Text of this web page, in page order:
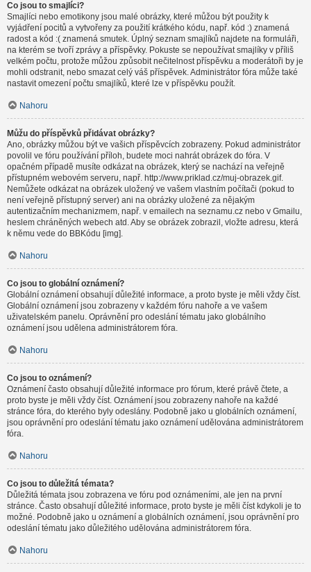
Co jsou to smajlíci?
Smajlíci nebo emotikony jsou malé obrázky, které můžou být použity k
vyjádření pocitů a vytvořeny za použití krátkého kódu, např. kód :) znamená
radost a kód :( znamená smutek. Úplný seznam smajlíků najdete na formuláři,
na kterém se tvoří zprávy a příspěvky. Pokuste se nepoužívat smajlíky v příliš
velkém počtu, protože můžou způsobit nečitelnost příspěvku a moderátoři by je
mohli odstranit, nebo smazat celý váš příspěvek. Administrátor fóra může také
nastavit omezení počtu smajlíků, které lze v příspěvku použít.
Nahoru
Můžu do příspěvků přidávat obrázky?
Ano, obrázky můžou být ve vašich příspěvcích zobrazeny. Pokud administrátor
povolil ve fóru používání příloh, budete moci nahrát obrázek do fóra. V
opačném případě musíte odkázat na obrázek, který se nachází na veřejně
přístupném webovém serveru, např. http://www.priklad.cz/muj-obrazek.gif.
Nemůžete odkázat na obrázek uložený ve vašem vlastním počítači (pokud to
není veřejně přístupný server) ani na obrázky uložené za nějakým
autentizačním mechanizmem, např. v emailech na seznamu.cz nebo v Gmailu,
heslem chráněných webech atd. Aby se obrázek zobrazil, vložte adresu, která
k němu vede do BBKódu [img].
Nahoru
Co jsou to globální oznámení?
Globální oznámení obsahují důležité informace, a proto byste je měli vždy číst.
Globální oznámení jsou zobrazeny v každém fóru nahoře a ve vašem
uživatelském panelu. Oprávnění pro odeslání tématu jako globálního
oznámení jsou udělena administrátorem fóra.
Nahoru
Co jsou to oznámení?
Oznámení často obsahují důležité informace pro fórum, které právě čtete, a
proto byste je měli vždy číst. Oznámení jsou zobrazeny nahoře na každé
stránce fóra, do kterého byly odeslány. Podobně jako u globálních oznámení,
jsou oprávnění pro odeslání tématu jako oznámení udělována administrátorem
fóra.
Nahoru
Co jsou to důležitá témata?
Důležitá témata jsou zobrazena ve fóru pod oznámeními, ale jen na první
stránce. Často obsahují důležité informace, proto byste je měli číst kdykoli je to
možné. Podobně jako u oznámení a globálních oznámení, jsou oprávnění pro
odeslání tématu jako důležitého udělována administrátorem fóra.
Nahoru